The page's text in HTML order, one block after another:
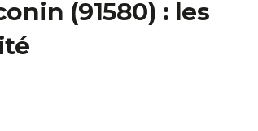
(91580) : les